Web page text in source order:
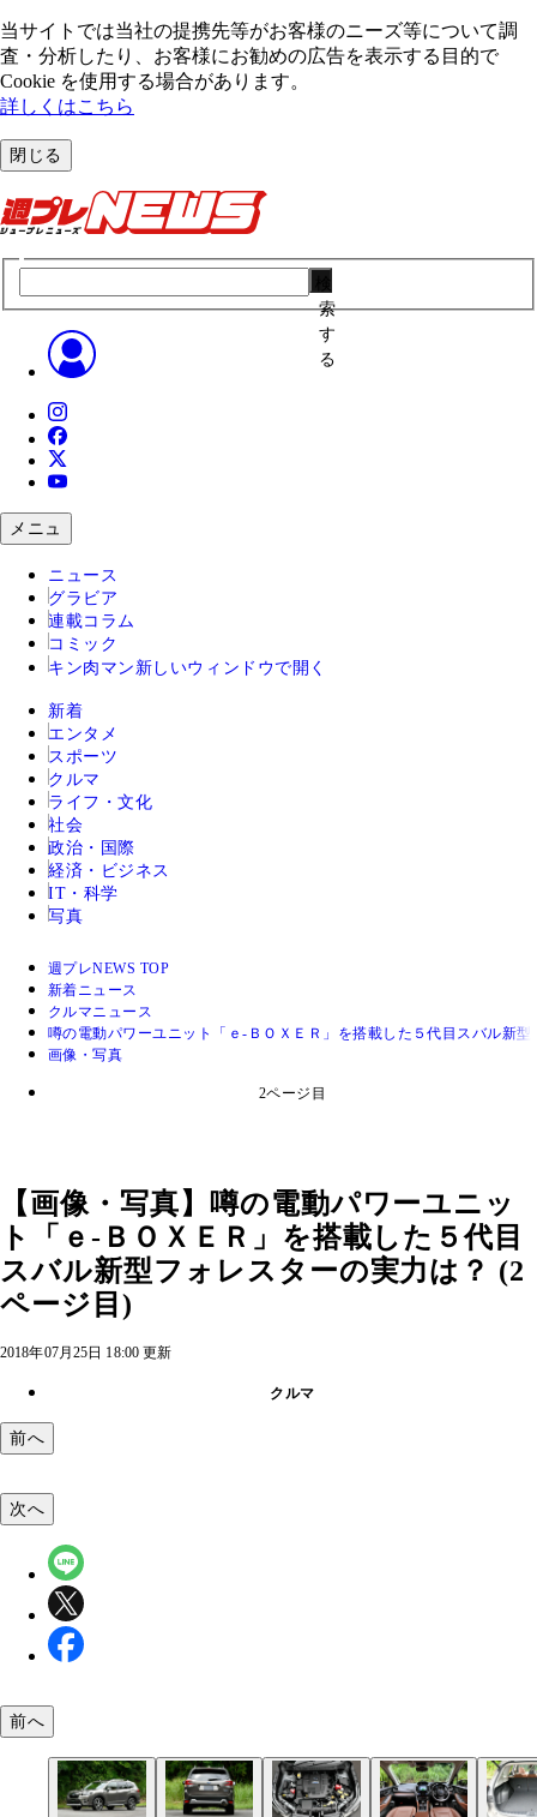
当サイトでは当社の提携先等がお客様のニーズ等について調
査・分析したり、お客様にお勧めの広告を表⽰する⽬的で
Cookie を使⽤する場合があります。
詳しくはこちら
閉じる
索
す
る
メニュ
ニュース
グラビア
連載コラム
コミック
キン肉マン 新しいウィンドウで開く
新着
エンタメ
スポーツ
クルマ
ライフ・文化
社会
政治・国際
経済・ビジネス
IT・科学
写真
週プレNEWS TOP
新着ニュース
クルマニュース
噂の電動パワーユニット「ｅ‐ＢＯＸＥＲ」を搭載した５代目スバル新
画像・写真
2ページ目
【画像・写真】噂の電動パワーユニッ
ト「ｅ‐ＢＯＸＥＲ」を搭載した５代目
スバル新型フォレスターの実力は？ (2
ページ目)
2018年07月25日 18:00 更新
クルマ
前へ
次へ
前へ